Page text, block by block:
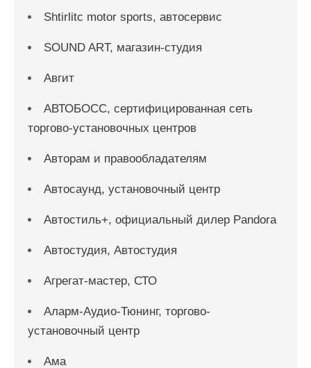
Shtirlitc motor sports, автосервис
SOUND ART, магазин-студия
Авгит
АВТОБОСС, сертифицированная сеть
торгово-установочных центров
Авторам и правообладателям
Автосаунд, установочный центр
Автостиль+, официальный дилер Pandora
Автостудия, Автостудия
Агрегат-мастер, СТО
Аларм-Аудио-Тюнинг, торгово-
установочный центр
Ама